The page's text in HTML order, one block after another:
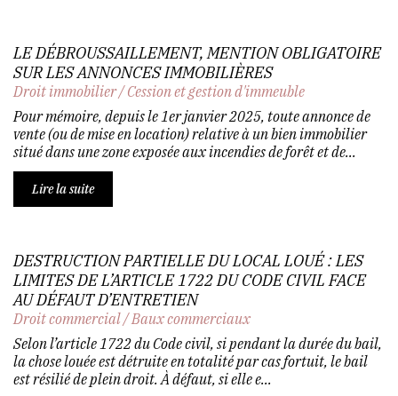
LE DÉBROUSSAILLEMENT, MENTION OBLIGATOIRE
SUR LES ANNONCES IMMOBILIÈRES
Droit immobilier/Cession et gestion d'immeuble
Pour mémoire, depuis le 1er janvier 2025, toute annonce de
vente (ou de mise en location) relative à un bien immobilier
situé dans une zone exposée aux incendies de forêt et de...
Lire la suite
DESTRUCTION PARTIELLE DU LOCAL LOUÉ : LES
LIMITES DE L’ARTICLE 1722 DU CODE CIVIL FACE
AU DÉFAUT D’ENTRETIEN
Droit commercial/Baux commerciaux
Selon l’article 1722 du Code civil, si pendant la durée du bail,
la chose louée est détruite en totalité par cas fortuit, le bail
est résilié de plein droit. À défaut, si elle e...